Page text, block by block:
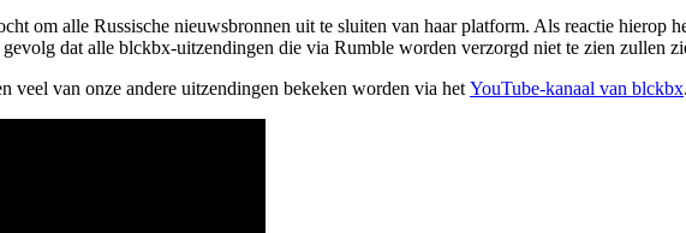
om alle Russische nieuwsbronnen uit te sluiten van haar platform. Als reactie hierop
dat alle blckbx-uitzendingen die via Rumble worden verzorgd niet te zien zullen
veel van onze andere uitzendingen bekeken worden via hetYouTube-kanaal van blckbx.